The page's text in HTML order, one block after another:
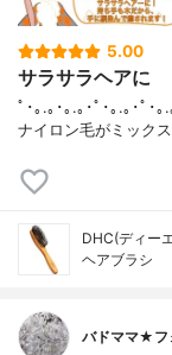
5.00
サラサラヘアに
ﾟ･｡.｡･｡.｡･ﾟ･｡.｡･ﾟ･｡
ナイロン毛がミック
DHC(ディー
ヘアブラシ
バドママ★